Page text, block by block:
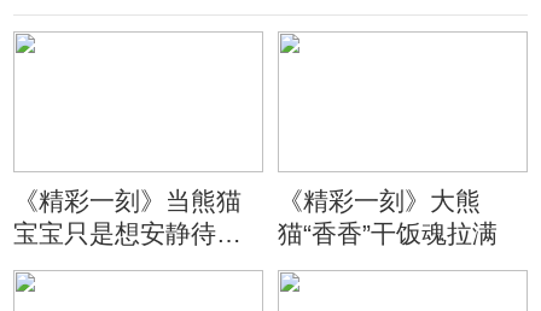
《精彩一刻》当熊猫
宝宝只是想安静待会
儿
《精彩一刻》大熊
猫“香香”干饭魂拉满